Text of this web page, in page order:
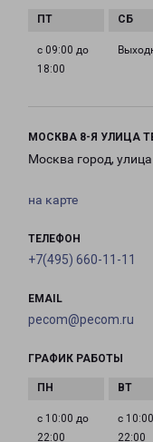
с 09:00 до
18:00
МОСКВА 8-Я УЛИЦА
Москва город,
на карте
ТЕЛЕФОН
+7(495) 660-11-11
EMAIL
pecom@pecom.ru
ГРАФИК РАБОТЫ
с 10:00 до
22:00
с
22:00